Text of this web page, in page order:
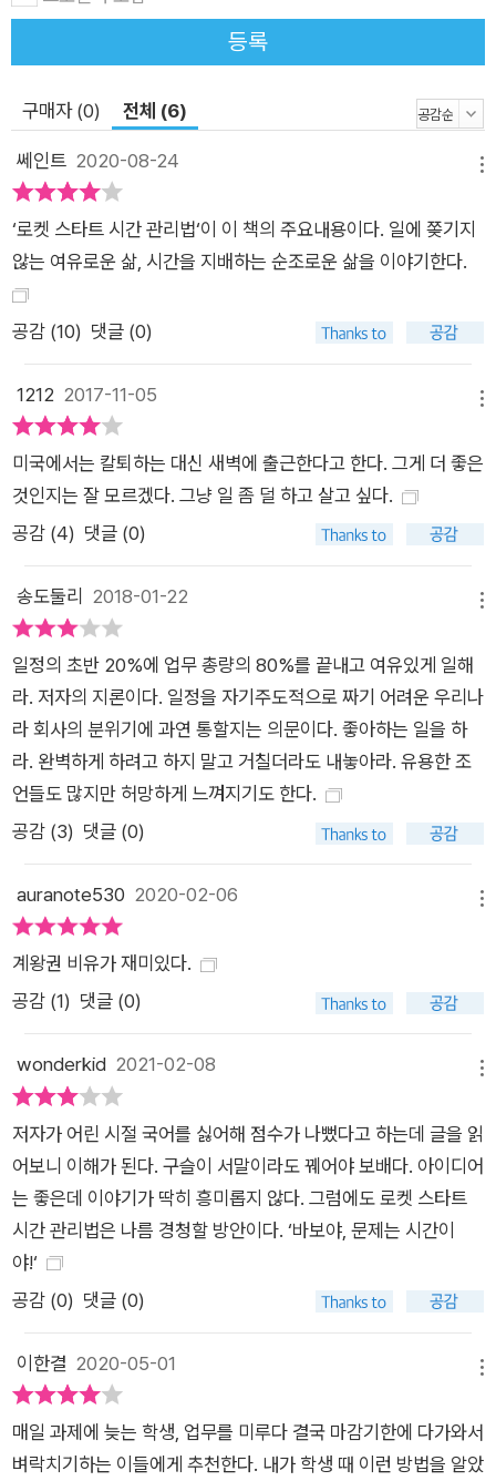
돌파했다. 책 판매에 힘입어 ‘테드X삿포로’에서 ‘당신의 일은 왜
끝나지 않는가’라는 주제로 강연을 열어 수많은 사람들의 일 걱정
실천해온 시간 관리의 핵심 노하우를 알려주는 것은 물론, 시간의
실력 차가 나는 엘리트를 가뿐히 이길 수 있다” 타고난 능력, 학
벌, 성실함을 뛰어넘는 시간의 힘 사회생활을 하면서 느끼는 어쩔
수 없는 한계가 있다. 바로 학벌, 인맥, 스펙이다. 학벌이 딸리고,
인맥이 부족하고, 스펙이 약하다는 이유로 성실함을 무기로 앞세
운 수많은 직장인이 좌절을 맛본다. 하지만 시간 관리법은 그 유
리천정을 단숨에 무너트린다. 시간 관리법을 완벽하게 익히면 타
고난 능력보다 두 배 더 많은 성과를 거둘 수 있는 것은 물론, 일
류 엘리트를 뛰어넘을 수 있다. 저자는 자신 역시 그런 경험을 했
다고 고백한다. 1989년 미국 마이크로소프트 본사로 이동한 후,
그는 엄청난 위협을 느꼈다. 미국 프로그래머들은 하나같이 명문
대학 출신에 지금껏 본 적 없는 뛰어난 인재들이었기 때문이다.
더군다나 그는 영어마저 서툴렀다. 그때 그의 유일한 무기는 성실
함도 업무 능력도 아닌, ‘시간 관리법’이었다. 시간 관리법을 꾸준
히 익힌 결과, 그는 서른두 살에 빌 게이츠 앞에서 프레젠테이션
을 한 후 쟁쟁한 글로벌 엘리트를 제치고 윈도우95의 설계자로
인정받을 수 있었다. 그 후로도 마이크로소프트에서 승승장구했
으며, 퇴사할 때는 4억 엔의 스톱옵션을 제안받기까지 했다. 모두
‘시간 관리’의 힘이었다. 실제로 ‘시간 지배력’은 전 세계적으로
훌륭한 업적을 달성한 사람들의 비밀 병기였다. 빌 게이츠, 스티
브 잡스, 워런 버핏 등 세계를 주름 잡는 CEO들은 하나같이 시간
관리의 중요성을 언급한다. 하지만 시간의 중요성은 다들 알지만,
시간 관리법’은 그런 사람들을 위한 강력한 솔루션이다. 이 기술
은 저자가 글로벌 기업에서 11년간 일류 엘리트와 경쟁하며 축적
하나씩 실천하다 보면 어느덧 폭발적인 성장을 맛보게 될 것이다.
빠르게 성장하고 싶은 사람이라면 꼭 몸에 익혀야 할 능력이다.
간 관리법’으로 누구나 시간의 주인이 되는 길 자꾸만 일을 미루
는 사람들은 ‘라스트 스퍼터’일 확률이 높다. 라스트 스퍼트(last
spurt)는 마감 전에는 느긋하게 있다가 마감이 코앞에 닥치면 벼
락치기하듯 막판 스퍼트를 올리는 일 습관을 말한다. 이런 습관은
일의 리스크를 정확히 예측할 수 없게 만들고, 업무 효율을 뚝 떨
어트리기 때문에 시간 관리에 있어 가장 먼저 버려야 할 최악의
태도로 꼽힌다. ‘로케 스타트 시간 관리법’은 라스트 스퍼트를 버
리고, ‘스타트 대시(start dash)’로 일하도록 돕는다. 초반 20%
의 기간 동안 최고의 속도로 일의 80%를 끝내는 것이다. 총 10일
의 업무 기간이 있다면, 이중 2일 동안 업무량의 80%를 해치우
는 방식이다. 굉장히 고난도의 집중력이 필요한 방법이지만, 꾸준
히 노력하면 중독된 라스트 스퍼트 습관을 완전히 교정하고 일을
제시간보다 훨씬 앞서 끝낼 수 있다. 단, 주의할 점은 이 기간 동
등록
구매자 (0) 전체 (6)
쎄인트 2020-08-24
‘로켓 스타트 시간 관리법‘이 이 책의 주요내용이다. 일에 쫒기지
않는 여유로운 삶, 시간을 지배하는 순조로운 삶을 이야기한다.
공감 (10) 댓글 (0)
1212 2017-11-05
미국에서는 칼퇴하는 대신 새벽에 출근한다고 한다. 그게 더 좋은
것인지는 잘 모르겠다. 그냥 일 좀 덜 하고 살고 싶다.
공감 (4) 댓글 (0)
송도둘리 2018-01-22
일정의 초반 20%에 업무 총량의 80%를 끝내고 여유있게 일해
라. 저자의 지론이다. 일정을 자기주도적으로 짜기 어려운 우리나
라 회사의 분위기에 과연 통할지는 의문이다. 좋아하는 일을 하
라. 완벽하게 하려고 하지 말고 거칠더라도 내놓아라. 유용한 조
언들도 많지만 허망하게 느껴지기도 한다.
공감 (3) 댓글 (0)
auranote530 2020-02-06
계왕권 비유가 재미있다.
공감 (1) 댓글 (0)
wonderkid 2021-02-08
저자가 어린 시절 국어를 싫어해 점수가 나뻤다고 하는데 글을 읽
어보니 이해가 된다. 구슬이 서말이라도 꿰어야 보배다. 아이디어
는 좋은데 이야기가 딱히 흥미롭지 않다. 그럼에도 로켓 스타트
시간 관리법은 나름 경청할 방안이다. ‘바보야, 문제는 시간이
야!‘
공감 (0) 댓글 (0)
이한결 2020-05-01
매일 과제에 늦는 학생, 업무를 미루다 결국 마감기한에 다가와서
벼락치기하는 이들에게 추천한다. 내가 학생 때 이런 방법을 알았